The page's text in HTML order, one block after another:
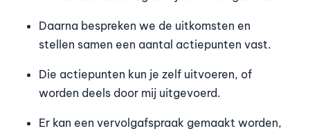
Daarna bespreken we de uitkomsten en
stellen samen een aantal actiepunten vast.
Die actiepunten kun je zelf uitvoeren, of
worden deels door mij uitgevoerd.
Er kan een vervolgafspraak gemaakt worden,